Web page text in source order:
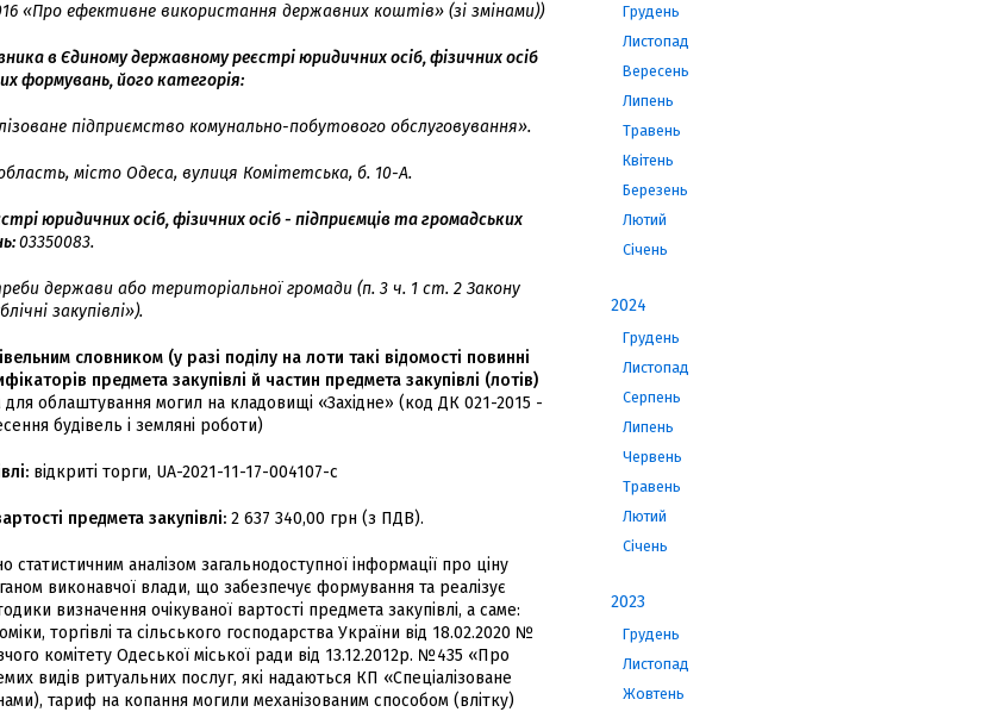
Грудень
Листопад
Вересень
Липень
Травень
Квітень
Березень
Лютий
Січень
2024
Грудень
Листопад
Серпень
Липень
Червень
Травень
Лютий
Січень
2023
Грудень
Листопад
Жовтень
«Про ефективне використання державних коштів» (зі змінами))
в Єдиному державному реєстрі юридичних осіб, фізичних осіб
формувань, його категорія:
підприємство комунально-побутового обслуговування».
місто Одеса, вулиця Комітетська, б. 10-А.
юридичних осіб, фізичних осіб - підприємців та громадських
03350083.
держави або територіальної громади (п. 3 ч. 1 ст. 2 Закону
закупівлі»).
словником (у разі поділу на лоти такі відомості повинні
предмета закупівлі й частин предмета закупівлі (лотів)
облаштування могил на кладовищі «Західне» (код ДК 021-2015 -
будівель і земляні роботи)
відкриті торги, UA-2021-11-17-004107-c
предмета закупівлі:2 637 340,00 грн (з ПДВ).
статистичним аналізом загальнодоступної інформації про ціну
виконавчої влади, що забезпечує формування та реалізує
визначення очікуваної вартості предмета закупівлі, а саме:
торгівлі та сільського господарства України від 18.02.2020 №
комітету Одеської міської ради від 13.12.2012р. №435 «Про
видів ритуальних послуг, які надаються КП «Спеціалізоване
тариф на копання могили механізованим способом (влітку)